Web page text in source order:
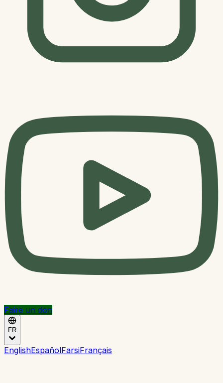
Faire un don
FR
EnglishEspañolFarsiFrançais